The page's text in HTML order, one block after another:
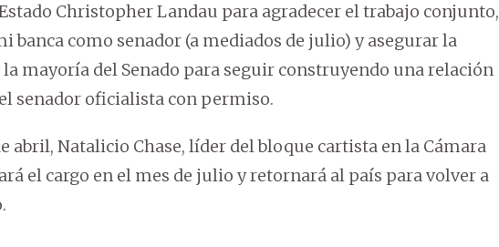
Christopher Landau para agradecer el trabajo conjunto,
banca como senador (a mediados de julio) y asegurar la
mayoría del Senado para seguir construyendo una relación
senador oficialista con permiso.
abril, Natalicio Chase, líder del bloque cartista en la Cámara
el cargo en el mes de julio y retornará al país para volver a